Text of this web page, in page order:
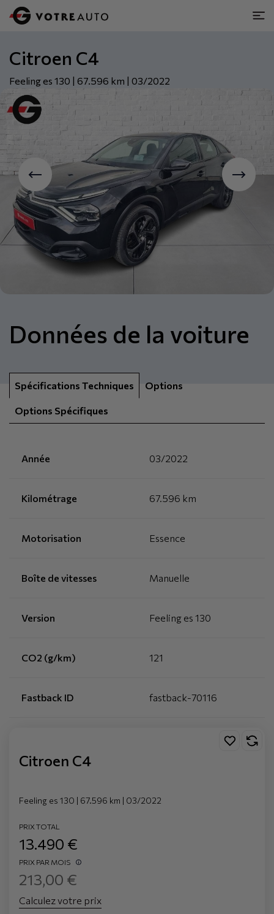
Citroen C4
Feeling es 130 | 67.596 km | 03/2022
Données de la voiture
Spécifications Techniques Options
Options Spécifiques
Année 03/2022
Kilométrage 67.596 km
Motorisation Essence
Boîte de vitesses Manuelle
Version Feeling es 130
CO2 (g/km) 121
Fastback ID fastback-70116
Citroen C4
Feeling es 130 | 67.596 km | 03/2022
PRIX TOTAL
13.490 €
PRIX PAR MOIS
213,00 €
Calculez votre prix